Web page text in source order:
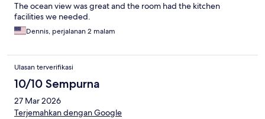
The ocean view was great and the room had the kitchen
facilities we needed.
Dennis, perjalanan 2 malam
Ulasan terverifikasi
10/10 Sempurna
27 Mar 2026
Terjemahkan dengan Google